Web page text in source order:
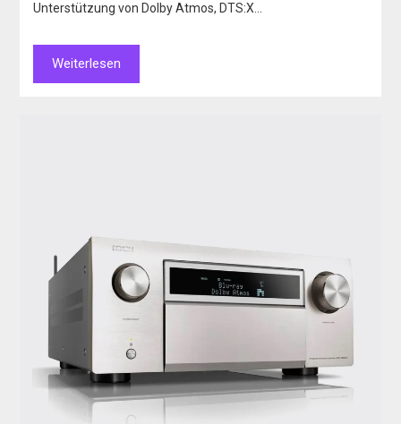
Unterstützung von Dolby Atmos, DTS:X…
Weiterlesen